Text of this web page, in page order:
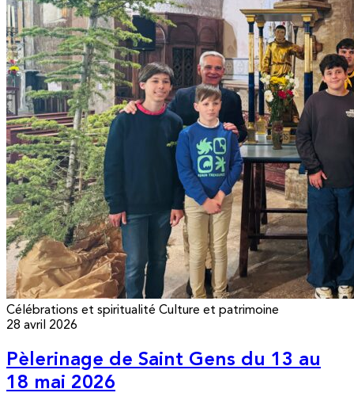
Célébrations et spiritualité Culture et patrimoine
28 avril 2026
Pèlerinage de Saint Gens du 13 au
18 mai 2026